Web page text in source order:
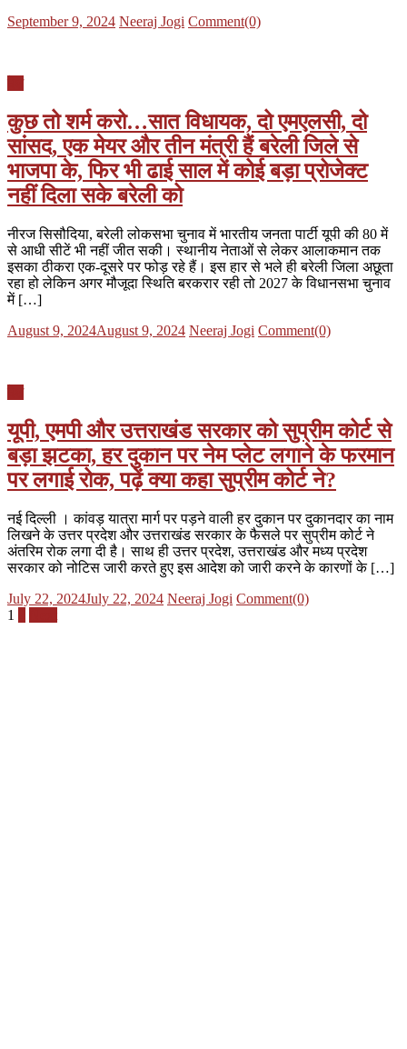
Posted
September 9, 2024 Author
Neeraj Jogi Comment(0)
कुछ तो शर्म करो…सात विधायक, दो एमएलसी, दो
सांसद, एक मेयर और तीन मंत्री हैं बरेली जिले से
भाजपा के, फिर भी ढाई साल में कोई बड़ा प्रोजेक्ट
नहीं दिला सके बरेली को
नीरज सिसौदिया, बरेली लोकसभा चुनाव में भारतीय जनता पार्टी यूपी की 80 में
से आधी सीटें भी नहीं जीत सकी। स्थानीय नेताओं से लेकर आलाकमान तक
इसका ठीकरा एक-दूसरे पर फोड़ रहे हैं। इस हार से भले ही बरेली जिला अछूता
रहा हो लेकिन अगर मौजूदा स्थिति बरकरार रही तो 2027 के विधानसभा चुनाव
में […]
Posted
August 9, 2024August 9, 2024 Author
Neeraj Jogi Comment(0)
यूपी, एमपी और उत्तराखंड सरकार को सुप्रीम कोर्ट से
बड़ा झटका, हर दुकान पर नेम प्लेट लगाने के फरमान
पर लगाई रोक, पढ़ें क्या कहा सुप्रीम कोर्ट ने?
नई दिल्ली । कांवड़ यात्रा मार्ग पर पड़ने वाली हर दुकान पर दुकानदार का नाम
लिखने के उत्तर प्रदेश और उत्तराखंड सरकार के फैसले पर सुप्रीम कोर्ट ने
अंतरिम रोक लगा दी है। साथ ही उत्तर प्रदेश, उत्तराखंड और मध्य प्रदेश
सरकार को नोटिस जारी करते हुए इस आदेश को जारी करने के कारणों के […]
Posted
on
July 22, 2024July 22, 2024 Author
Neeraj Jogi Comment(0)
Posts
1